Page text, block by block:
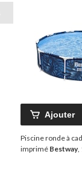
Ajouter
Piscine ronde à
imprimé Bestway,